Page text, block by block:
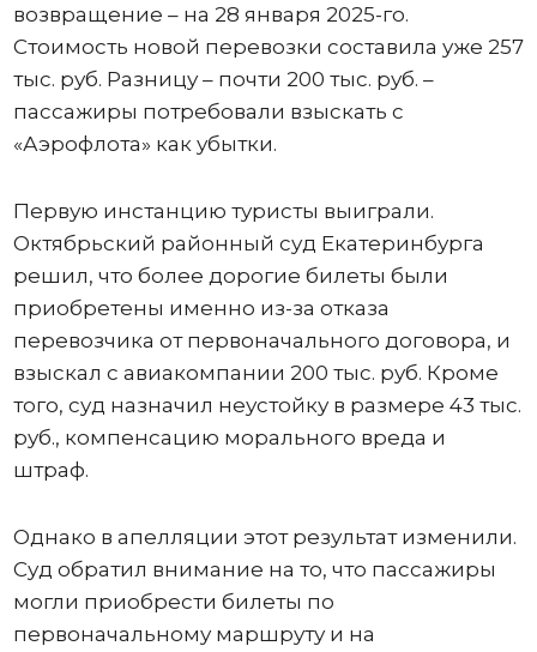
возвращение – на 28 января 2025-го.
Стоимость новой перевозки составила уже 257
тыс. руб. Разницу – почти 200 тыс. руб. –
пассажиры потребовали взыскать с
«Аэрофлота» как убытки.
Первую инстанцию туристы выиграли.
Октябрьский районный суд Екатеринбурга
решил, что более дорогие билеты были
приобретены именно из-за отказа
перевозчика от первоначального договора, и
взыскал с авиакомпании 200 тыс. руб. Кроме
того, суд назначил неустойку в размере 43 тыс.
руб., компенсацию морального вреда и
штраф.
Однако в апелляции этот результат изменили.
Суд обратил внимание на то, что пассажиры
могли приобрести билеты по
первоначальному маршруту и на